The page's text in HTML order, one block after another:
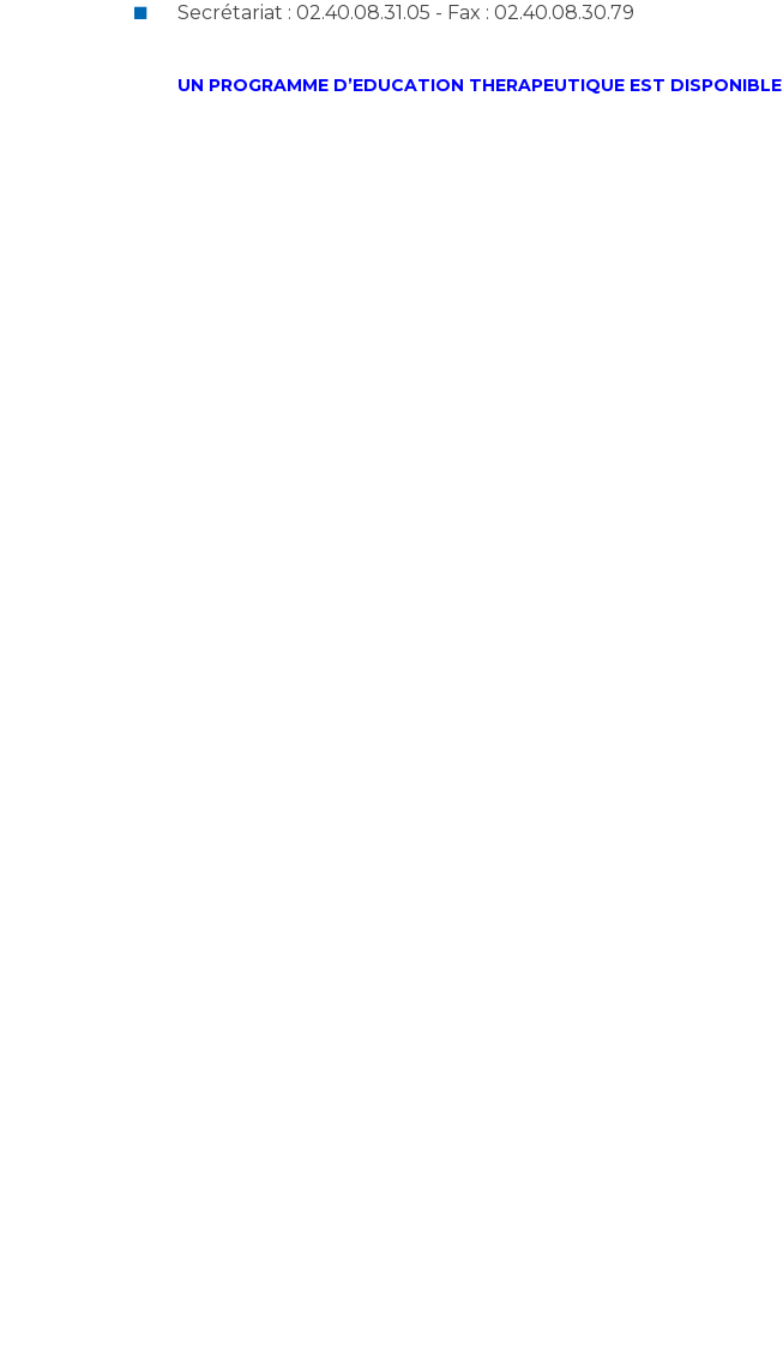
Secrétariat : 02.40.08.31.05 - Fax : 02.40.08.30.79
UN PROGRAMME D’EDUCATION THERAPEUTIQUE EST DISPONIBLE